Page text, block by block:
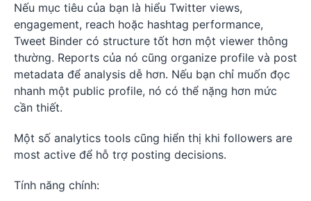
Nếu mục tiêu của bạn là hiểu Twitter views,
engagement, reach hoặc hashtag performance,
Tweet Binder có structure tốt hơn một viewer thông
thường. Reports của nó cũng organize profile và post
metadata để analysis dễ hơn. Nếu bạn chỉ muốn đọc
nhanh một public profile, nó có thể nặng hơn mức
cần thiết.
Một số analytics tools cũng hiển thị khi followers are
most active để hỗ trợ posting decisions.
Tính năng chính: